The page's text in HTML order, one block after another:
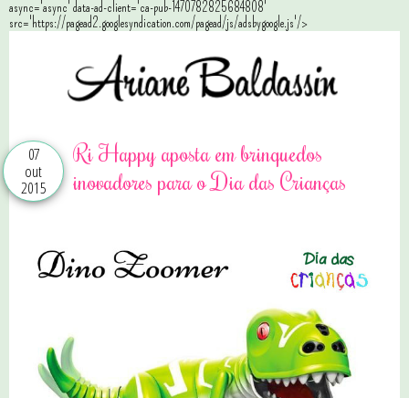
async='async' data-ad-client='ca-pub-1470782825684808'
src='https://pagead2.googlesyndication.com/pagead/js/adsbygoogle.js'/>
07
out
2015
Ri Happy aposta em brinquedos
inovadores para o Dia das Crianças